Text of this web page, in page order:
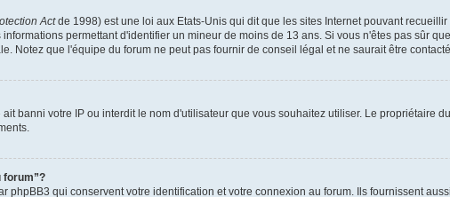
Actde 1998) est une loi aux Etats-Unis qui dit que les sites Internet pouvant
permettant d'identifier un mineur de moins de 13 ans. Si vous n'êtes pas sûr
Notez que l'équipe du forum ne peut pas fournir de conseil légal et ne saurait être
ait banni votre IP ou interdit le nom d'utilisateur que vous souhaitez utiliser. Le
forum”?
phpBB3 qui conservent votre identification et votre connexion au forum. Ils fournissent